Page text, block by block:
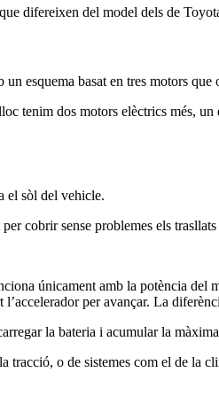
difereixen del model dels de
esquema basat en tres motors
tenim dos motors elèctrics més,
el sòl del vehicle.
cobrir sense problemes els
únicament amb la potència
per avançar. La
la bateria i acumular la
o de sistemes com el de la